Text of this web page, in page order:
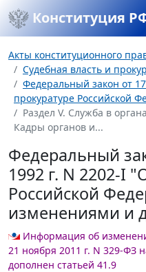
Конституция
Акты конституционного
Судебная власть и
Федеральный закон от
прокуратуре Российской
Раздел V. Служба в
Кадры органов и...
Федеральный
1992 г. N 2202-I
Российской
изменениями и
Информация об
21 ноября 2011 г. N 329-ФЗ
дополнен статьей 41.9